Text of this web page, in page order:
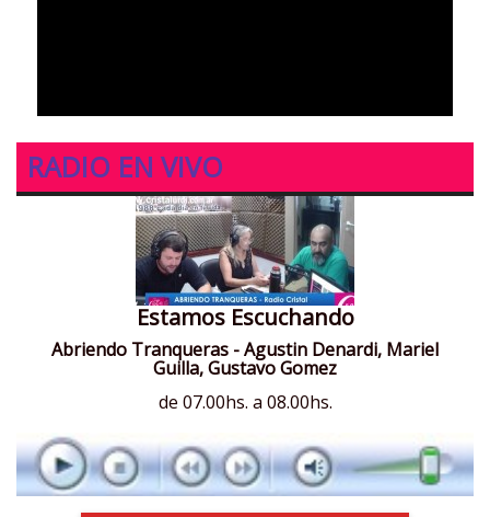
RADIO EN VIVO
Estamos Escuchando
Abriendo Tranqueras - Agustin Denardi, Mariel
Guilla, Gustavo Gomez
de 07.00hs. a 08.00hs.